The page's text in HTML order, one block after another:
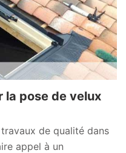
la pose de velux
de qualité dans
appel à un